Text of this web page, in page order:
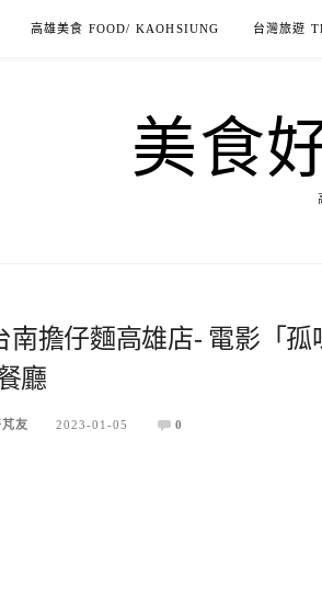
高雄美食 FOOD/ KAOHSIUNG 台灣旅遊
美食
南擔仔麵高雄店- 電影「
廳
友 2023-01-05 0